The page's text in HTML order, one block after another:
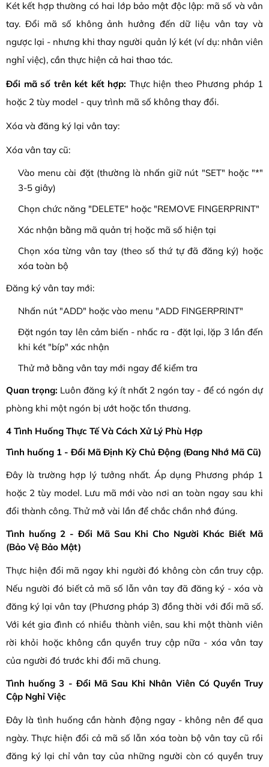
Két kết hợp thường có hai lớp bảo mật độc lập: mã số và vân
tay. Đổi mã số không ảnh hưởng đến dữ liệu vân tay và
ngược lại - nhưng khi thay người quản lý két (ví dụ: nhân viên
nghỉ việc), cần thực hiện cả hai thao tác.
Đổi mã số trên két kết hợp: Thực hiện theo Phương pháp 1
hoặc 2 tùy model - quy trình mã số không thay đổi.
Xóa và đăng ký lại vân tay:
Xóa vân tay cũ:
Vào menu cài đặt (thường là nhấn giữ nút "SET" hoặc "*"
3-5 giây)
Chọn chức năng "DELETE" hoặc "REMOVE FINGERPRINT"
Xác nhận bằng mã quản trị hoặc mã số hiện tại
Chọn xóa từng vân tay (theo số thứ tự đã đăng ký) hoặc
xóa toàn bộ
Đăng ký vân tay mới:
Nhấn nút "ADD" hoặc vào menu "ADD FINGERPRINT"
Đặt ngón tay lên cảm biến - nhấc ra - đặt lại, lặp 3 lần đến
khi két "bíp" xác nhận
Thử mở bằng vân tay mới ngay để kiểm tra
Quan trọng: Luôn đăng ký ít nhất 2 ngón tay - để có ngón dự
phòng khi một ngón bị ướt hoặc tổn thương.
4 Tình Huống Thực Tế Và Cách Xử Lý Phù Hợp
Tình huống 1 - Đổi Mã Định Kỳ Chủ Động (Đang Nhớ Mã Cũ)
Đây là trường hợp lý tưởng nhất. Áp dụng Phương pháp 1
hoặc 2 tùy model. Lưu mã mới vào nơi an toàn ngay sau khi
đổi thành công. Thử mở vài lần để chắc chắn nhớ đúng.
Tình huống 2 - Đổi Mã Sau Khi Cho Người Khác Biết Mã
(Bảo Vệ Bảo Mật)
Thực hiện đổi mã ngay khi người đó không còn cần truy cập.
Nếu người đó biết cả mã số lẫn vân tay đã đăng ký - xóa và
đăng ký lại vân tay (Phương pháp 3) đồng thời với đổi mã số.
Với két gia đình có nhiều thành viên, sau khi một thành viên
rời khỏi hoặc không cần quyền truy cập nữa - xóa vân tay
của người đó trước khi đổi mã chung.
Tình huống 3 - Đổi Mã Sau Khi Nhân Viên Có Quyền Truy
Cập Nghỉ Việc
Đây là tình huống cần hành động ngay - không nên để qua
ngày. Thực hiện đổi cả mã số lẫn xóa toàn bộ vân tay cũ rồi
đăng ký lại chỉ vân tay của những người còn có quyền truy